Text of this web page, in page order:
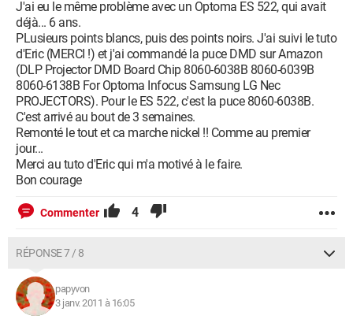
J'ai eu le même problème avec un Optoma ES 522, qui avait
déjà... 6 ans.
PLusieurs points blancs, puis des points noirs. J'ai suivi le tuto
d'Eric (MERCI !) et j'ai commandé la puce DMD sur Amazon
(DLP Projector DMD Board Chip 8060-6038B 8060-6039B
8060-6138B For Optoma Infocus Samsung LG Nec
PROJECTORS). Pour le ES 522, c'est la puce 8060-6038B.
C'est arrivé au bout de 3 semaines.
Remonté le tout et ca marche nickel !! Comme au premier
jour...
Merci au tuto d'Eric qui m'a motivé à le faire.
Bon courage
Commenter 4
RÉPONSE 7 / 8
papyvon
3 janv. 2011 à 16:05